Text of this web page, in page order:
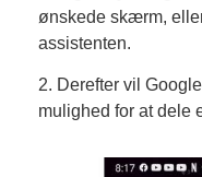
ønskede skærm,
assistenten.
2. Derefter vil
mulighed for at dele